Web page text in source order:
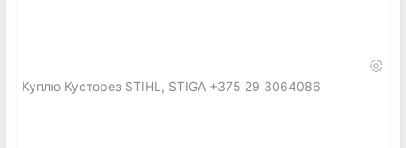
Куплю Кусторез STIHL, STIGA +375 29 3064086